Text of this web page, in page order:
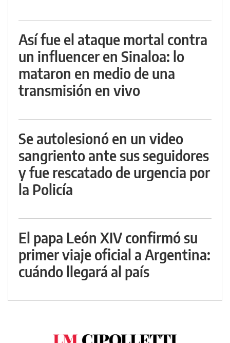
Así fue el ataque mortal contra
un influencer en Sinaloa: lo
mataron en medio de una
transmisión en vivo
Se autolesionó en un video
sangriento ante sus seguidores
y fue rescatado de urgencia por
la Policía
El papa León XIV confirmó su
primer viaje oficial a Argentina:
cuándo llegará al país